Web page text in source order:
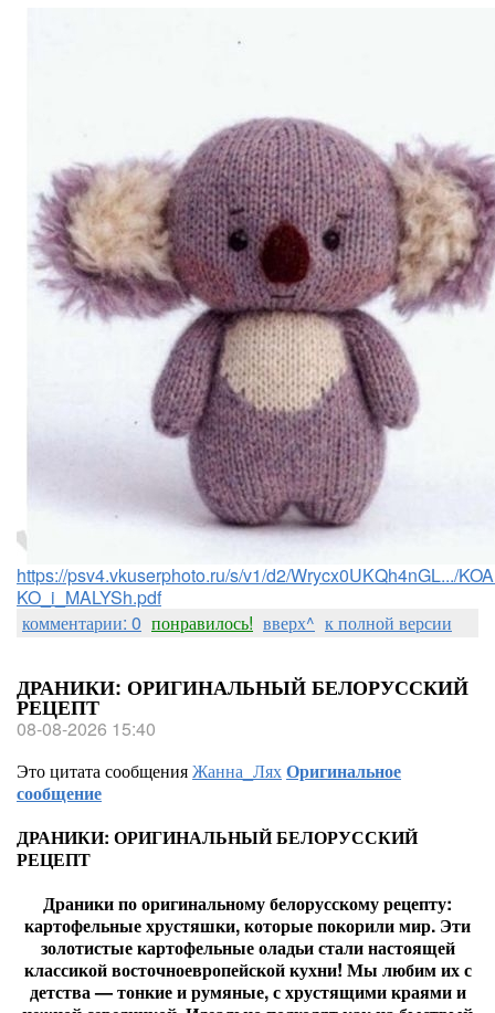
https://psv4.vkuserphoto.ru/s/v1/d2/Wrycx0UKQh4nGL.../
KO_i_MALYSh.pdf
комментарии: 0 понравилось! вверх^ к полной версии
ДРАНИКИ: ОРИГИНАЛЬНЫЙ БЕЛОРУССКИЙ
РЕЦЕПТ
08-08-2026 15:40
Это цитата сообщенияЖанна_ЛяхОригинальное
сообщение
ДРАНИКИ: ОРИГИНАЛЬНЫЙ БЕЛОРУССКИЙ
РЕЦЕПТ
Драники по оригинальному белорусскому рецепту:
картофельные хрустяшки, которые покорили мир. Эти
золотистые картофельные оладьи стали настоящей
классикой восточноевропейской кухни! Мы любим их с
детства — тонкие и румяные, с хрустящими краями и